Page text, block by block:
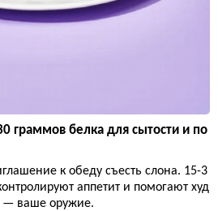
граммов белка для сытости и по
к обеду съесть слона. 15-3
аппетит и помогают худ
— ваше оружие.